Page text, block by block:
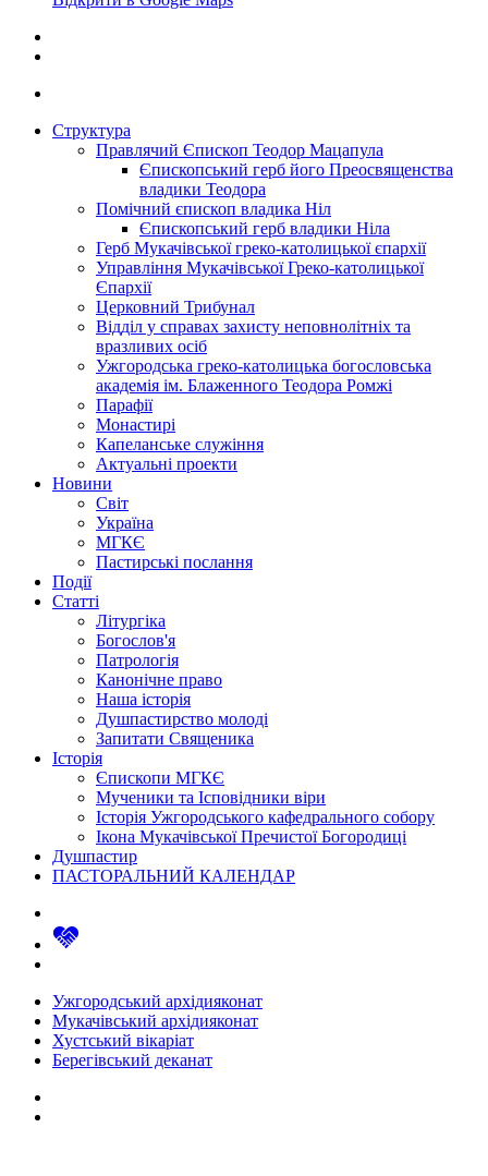
Структура
Правлячий Єпископ Теодор Мацапула
Єпископський герб його Преосвященства
владики Теодора
Помічний єпископ владика Ніл
Єпископський герб владики Ніла
Герб Мукачівської греко-католицької єпархії
Управління Мукачівської Греко-католицької
Єпархії
Церковний Трибунал
Відділ у справах захисту неповнолітніх та
вразливих осіб
Ужгородська греко-католицька богословська
академія ім. Блаженного Теодора Ромжі
Парафії
Монастирі
Капеланське служіння
Актуальні проекти
Новини
Світ
Україна
МГКЄ
Пастирські послання
Події
Статті
Літургіка
Богослов'я
Патрологія
Канонічне право
Наша історія
Душпастирство молоді
Запитати Священика
Історія
Єпископи МГКЄ
Мученики та Ісповідники віри
Історія Ужгородського кафедрального собору
Ікона Мукачівської Пречистої Богородиці
Душпастир
ПАСТОРАЛЬНИЙ КАЛЕНДАР
Ужгородський архідияконат
Мукачівський архідияконат
Хустський вікаріат
Берегівський деканат